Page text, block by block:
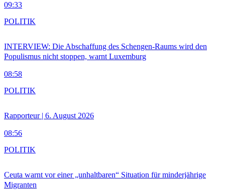
09:33
INTERVIEW: Die Abschaffung des Schengen-Raums wird den
Populismus nicht stoppen, warnt Luxemburg
08:58
POLITIK
Rapporteur | 6. August 2026
08:56
POLITIK
Ceuta warnt vor einer „unhaltbaren“ Situation für minderjährige
Migranten
POLITIK